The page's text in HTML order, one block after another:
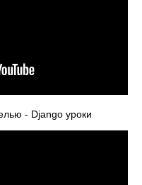
- Django уроки